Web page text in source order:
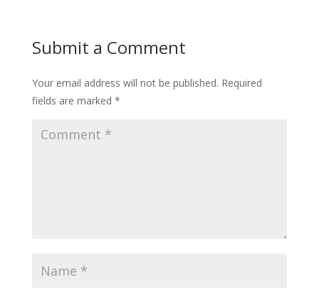
Submit a Comment
Your email address will not be published. Required
fields are marked *